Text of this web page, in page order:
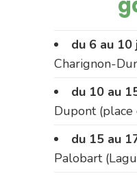
du 6 au
Charignon-
du 10 au
Dupont
du 15 au
Palobart